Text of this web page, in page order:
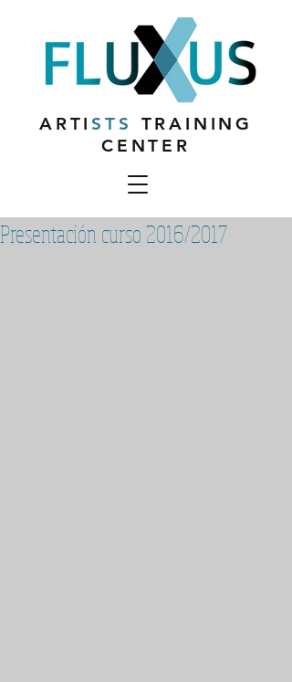
ARTISTS
TRAINING
CENTER
Presentación curso 2016/2017